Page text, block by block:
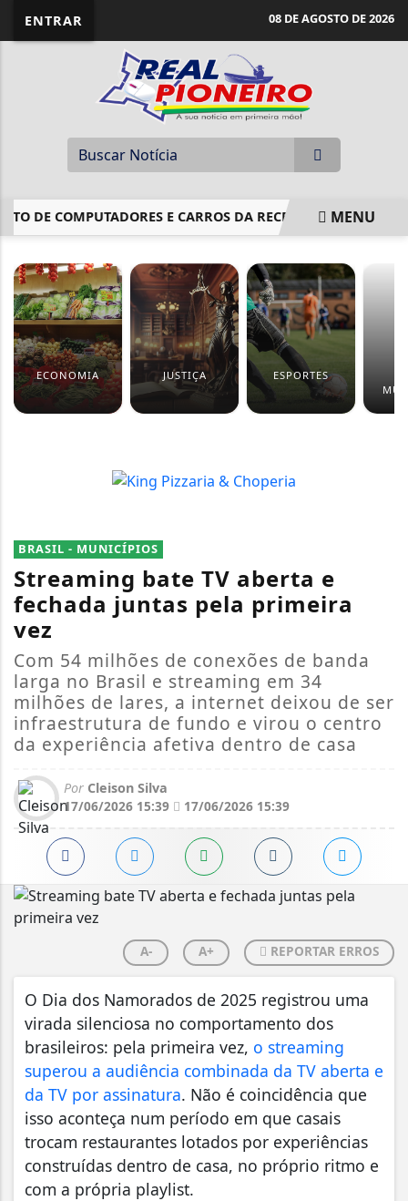
ENTRAR 08 DE AGOSTO DE 2026
DE COMPUTADORES E CARROS DA RECEITA FEDERAL NO RIO
MENU
ECONOMIA JUSTIÇA ESPORTES
BRASIL - MUNICÍPIOS
Streaming bate TV aberta e
fechada juntas pela primeira
vez
Com 54 milhões de conexões de banda
larga no Brasil e streaming em 34
milhões de lares, a internet deixou de ser
infraestrutura de fundo e virou o centro
da experiência afetiva dentro de casa
Por Cleison Silva
17/06/2026 15:39
17/06/2026 15:39
A- A+ REPORTAR ERROS
O Dia dos Namorados de 2025 registrou uma
virada silenciosa no comportamento dos
brasileiros: pela primeira vez, o streaming
superou a audiência combinada da TV aberta e
da TV por assinatura. Não é coincidência que
isso aconteça num período em que casais
trocam restaurantes lotados por experiências
construídas dentro de casa, no próprio ritmo e
com a própria playlist.